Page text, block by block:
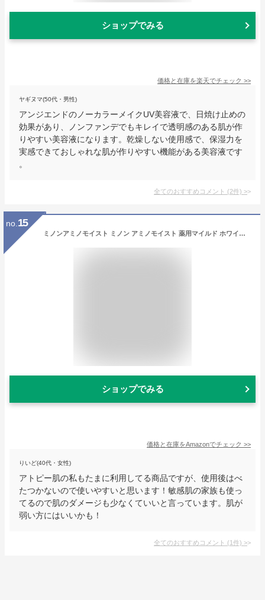
ショップでみる
価格と在庫を楽天でチェック >>
ヤギヌマ(50代・男性)
アンジエンドのノーカラーメイクUV美容液で、日焼け止めの
効果があり、ノンファンデでもキレイで透明感のある肌が作
りやすい美容液になります。乾燥しない使用感で、保湿力を
実感できておしゃれな肌が作りやすい機能がある美容液です
。
全てのおすすめコメント (2件) >
no. 15
ミノンアミノモイスト ミノン アミノモイスト 薬用マイルド ホワイトニング 30g (医薬部外品)
ショップでみる
価格と在庫をAmazonでチェック >>
りいど(40代・女性)
アトピー肌の私もたまに利用してる商品ですが、使用後はべ
たつかないので使いやすいと思います！敏感肌の家族も使っ
てるので肌のダメージも少なくていいと言っています。肌が
弱い方にはいいかも！
全てのおすすめコメント (1件) >